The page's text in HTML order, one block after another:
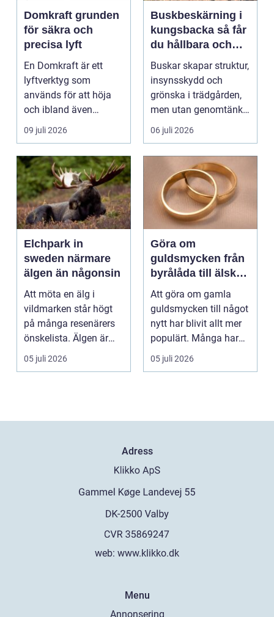
Domkraft grunden
för säkra och
precisa lyft
En Domkraft är ett
lyftverktyg som
används för att höja
och ibland även
positionera tunga
objekt, so...
09 juli 2026
Buskbeskärning i
kungsbacka så får
du hållbara och
vackra buskar året
runt
Buskar skapar struktur,
insynsskydd och
grönska i trädgården,
men utan genomtänkt
beskärning blir de...
06 juli 2026
Elchpark in
sweden närmare
älgen än någonsin
Att möta en älg i
vildmarken står högt
på många resenärers
önskelista. Älgen är
Skandinaviens ikonis...
05 juli 2026
Göra om
guldsmycken från
byrålåda till älskad
favorit
Att göra om gamla
guldsmycken till något
nytt har blivit allt mer
populärt. Många har
ärvda ringar, ...
05 juli 2026
Adress
web: www.klikko.dk
Menu
Annonsering